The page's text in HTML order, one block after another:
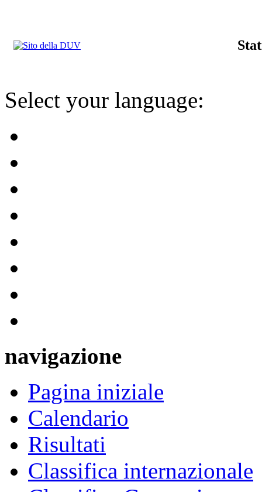
Select your language:
navigazione
Pagina iniziale
Calendario
Risultati
Classifica internazionale